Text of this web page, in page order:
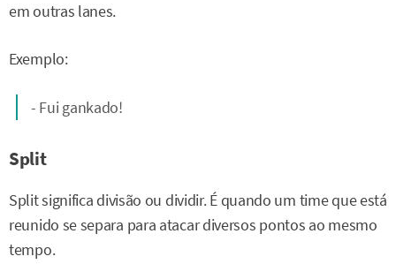
em outras lanes.
Exemplo:
- Fui gankado!
Split
Split significa divisão ou dividir. É quando um time que está
reunido se separa para atacar diversos pontos ao mesmo
tempo.